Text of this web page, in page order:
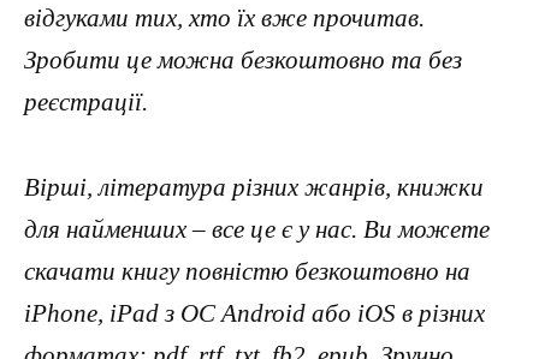
відгуками тих, хто їх вже прочитав.
Зробити це можна безкоштовно та без
реєстрації.
Вірші, література різних жанрів, книжки
для найменших – все це є у нас. Ви можете
скачати книгу повністю безкоштовно на
iPhone, iPad з ОС Android або iOS в різних